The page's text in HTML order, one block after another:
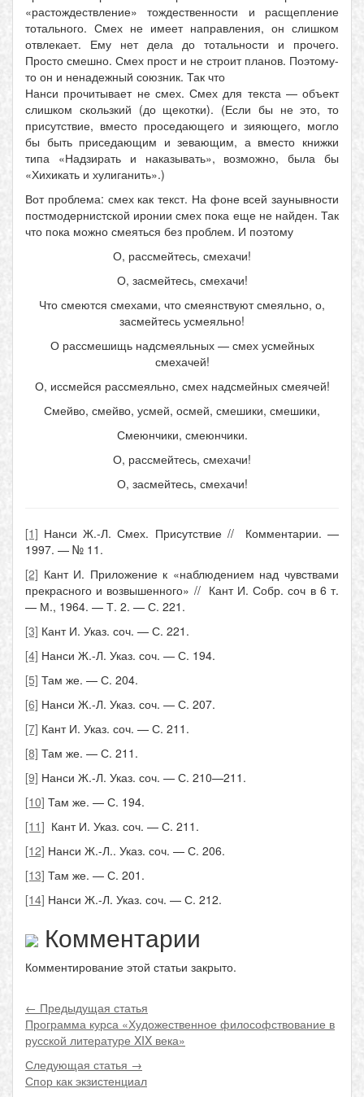
«растождествление» тождественности и расщепление
тотального. Смех не имеет направления, он слишком
отвлекает. Ему нет дела до тотальности и прочего.
Просто смешно. Смех прост и не строит планов. Поэтому-
то он и ненадежный союзник. Так что
Нанси прочитывает не смех. Смех для текста — объект
слишком скользкий (до щекотки). (Если бы не это, то
присутствие, вместо проседающего и зияющего, могло
бы быть приседающим и зевающим, а вместо книжки
типа «Надзирать и наказывать», возможно, была бы
«Хихикать и хулиганить».)
Вот проблема: смех как текст. На фоне всей заунывности
постмодернистской иронии смех пока еще не найден. Так
что пока можно смеяться без проблем. И поэтому
О, рассмейтесь, смехачи!
О, засмейтесь, смехачи!
Что смеются смехами, что смеянствуют смеяльно, о,
засмейтесь усмеяльно!
О рассмешищь надсмеяльных — смех усмейных
смехачей!
О, иссмейся рассмеяльно, смех надсмейных смеячей!
Смейво, смейво, усмей, осмей, смешики, смешики,
Смеюнчики, смеюнчики.
О, рассмейтесь, смехачи!
О, засмейтесь, смехачи!
[1] Нанси Ж.-Л. Смех. Присутствие // Комментарии. —
1997. — № 11.
[2] Кант И. Приложение к «наблюдением над чувствами
прекрасного и возвышенного» // Кант И. Собр. соч в 6 т.
— М., 1964. — Т. 2. — С. 221.
[3] Кант И. Указ. соч. — С. 221.
[4] Нанси Ж.-Л. Указ. соч. — С. 194.
[5] Там же. — С. 204.
[6] Нанси Ж.-Л. Указ. соч. — С. 207.
[7] Кант И. Указ. соч. — С. 211.
[8] Там же. — С. 211.
[9] Нанси Ж.-Л. Указ. соч. — С. 210—211.
[10] Там же. — С. 194.
[11] Кант И. Указ. соч. — С. 211.
[12] Нанси Ж.-Л.. Указ. соч. — С. 206.
[13] Там же. — С. 201.
[14] Нанси Ж.-Л. Указ. соч. — С. 212.
Комментарии
Комментирование этой статьи закрыто.
← Предыдущая статья
Программа курса «Художественное философствование в
русской литературе XIX века»
Следующая статья →
Спор как экзистенциал